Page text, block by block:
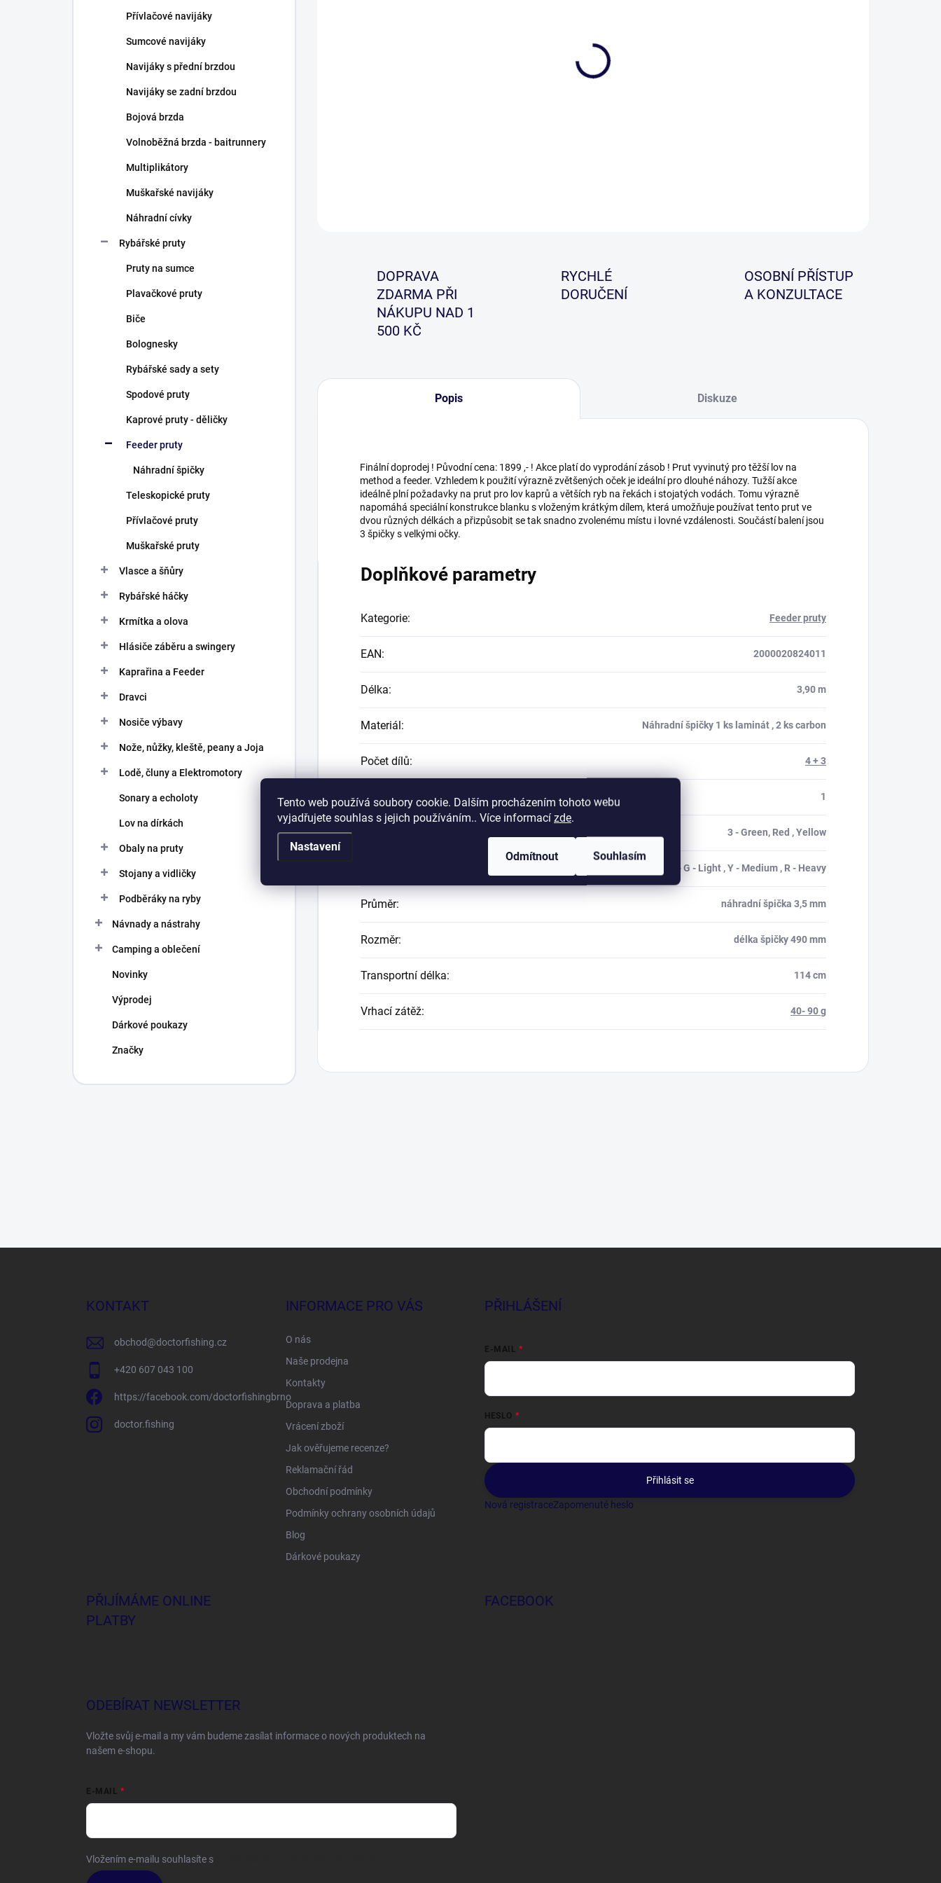
Tento web používá soubory cookie. Dalším procházením tohoto webu
vyjadřujete souhlas s jejich používáním.. Více informací zde.
Nastavení
Odmítnout Souhlasím
Přívlačové navijáky
Sumcové navijáky
Navijáky s přední brzdou
Navijáky se zadní brzdou
Bojová brzda
Volnoběžná brzda - baitrunnery
Multiplikátory
Muškařské navijáky
Náhradní cívky
Rybářské pruty
Pruty na sumce
Plavačkové pruty
Biče
Bolognesky
Rybářské sady a sety
Spodové pruty
Kaprové pruty - děličky
Feeder pruty
Náhradní špičky
Teleskopické pruty
Přívlačové pruty
Muškařské pruty
Vlasce a šňůry
Rybářské háčky
Krmítka a olova
Hlásiče záběru a swingery
Kaprařina a Feeder
Dravci
Nosiče výbavy
Nože, nůžky, kleště, peany a Joja
Lodě, čluny a Elektromotory
Sonary a echoloty
Lov na dírkách
Obaly na pruty
Stojany a vidličky
Podběráky na ryby
Návnady a nástrahy
Camping a oblečení
Novinky
Výprodej
Dárkové poukazy
Značky
DETAILNÍ INFORMACE
DOPRAVA
ZDARMA PŘI
NÁKUPU NAD 1
500 KČ
RYCHLÉ
DORUČENÍ
OSOBNÍ PŘÍSTUP
A KONZULTACE
Popis Diskuze
Finální doprodej ! Původní cena: 1899 ,- ! Akce platí do vyprodání zásob ! Prut vyvinutý pro těžší lov na
method a feeder. Vzhledem k použití výrazně zvětšených oček je ideální pro dlouhé náhozy. Tužší akce
ideálně plní požadavky na prut pro lov kaprů a větších ryb na řekách i stojatých vodách. Tomu výrazně
napomáhá speciální konstrukce blanku s vloženým krátkým dílem, která umožňuje používat tento prut ve
dvou různých délkách a přizpůsobit se tak snadno zvolenému místu i lovné vzdálenosti. Součástí balení jsou
3 špičky s velkými očky.
Doplňkové parametry
Kategorie: Feeder pruty
EAN: 2000020824011
Délka: 3,90 m
Materiál: Náhradní špičky 1 ks laminát , 2 ks carbon
Počet dílů: 4 + 3
Počet kusů v balení: 1
3 - Green, Red , Yellow
špičky - G - Light , Y - Medium , R - Heavy
Průměr: náhradní špička 3,5 mm
Rozměr: délka špičky 490 mm
Transportní délka: 114 cm
Vrhací zátěž: 40- 90 g
KONTAKT
obchod@doctorfishing.cz
+420 607 043 100
https://facebook.com/doctorfishingbrno
doctor.fishing
INFORMACE PRO VÁS
O nás
Naše prodejna
Kontakty
Doprava a platba
Vrácení zboží
Jak ověřujeme recenze?
Reklamační řád
Obchodní podmínky
Podmínky ochrany osobních údajů
Blog
Dárkové poukazy
PŘIHLÁŠENÍ
E-MAIL
HESLO
Přihlásit se
Nová registraceZapomenuté heslo
PŘIJÍMÁME ONLINE
PLATBY
FACEBOOK
ODEBÍRAT NEWSLETTER
Vložte svůj e-mail a my vám budeme zasílat informace o nových produktech na
našem e-shopu.
E-MAIL
Vložením e-mailu souhlasíte s